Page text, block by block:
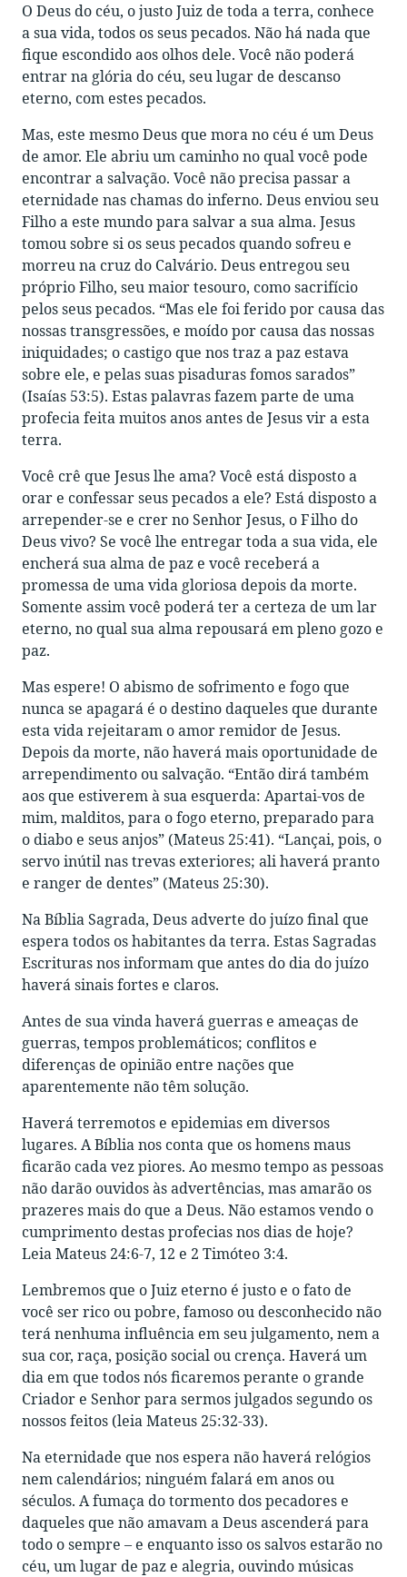
O Deus do céu, o justo Juiz de toda a terra, conhece
a sua vida, todos os seus pecados. Não há nada que
fique escondido aos olhos dele. Você não poderá
entrar na glória do céu, seu lugar de descanso
eterno, com estes pecados.
Mas, este mesmo Deus que mora no céu é um Deus
de amor. Ele abriu um caminho no qual você pode
encontrar a salvação. Você não precisa passar a
eternidade nas chamas do inferno. Deus enviou seu
Filho a este mundo para salvar a sua alma. Jesus
tomou sobre si os seus pecados quando sofreu e
morreu na cruz do Calvário. Deus entregou seu
próprio Filho, seu maior tesouro, como sacrifício
pelos seus pecados. “Mas ele foi ferido por causa das
nossas transgressões, e moído por causa das nossas
iniquidades; o castigo que nos traz a paz estava
sobre ele, e pelas suas pisaduras fomos sarados”
(Isaías 53:5). Estas palavras fazem parte de uma
profecia feita muitos anos antes de Jesus vir a esta
terra.
Você crê que Jesus lhe ama? Você está disposto a
orar e confessar seus pecados a ele? Está disposto a
arrepender-se e crer no Senhor Jesus, o F ilho do
Deus vivo? Se você lhe entregar toda a sua vida, ele
encherá sua alma de paz e você receberá a
promessa de uma vida gloriosa depois da morte.
Somente assim você poderá ter a certeza de um lar
eterno, no qual sua alma repousará em pleno gozo e
paz.
Mas espere! O abismo de sofrimento e fogo que
nunca se apagará é o destino daqueles que durante
esta vida rejeitaram o amor remidor de Jesus.
Depois da morte, não haverá mais oportunidade de
arrependimento ou salvação. “Então dirá também
aos que estiverem à sua esquerda: Apartai-vos de
mim, malditos, para o fogo eterno, preparado para
o diabo e seus anjos” (Mateus 25:41). “Lançai, pois, o
servo inútil nas trevas exteriores; ali haverá pranto
e ranger de dentes” (Mateus 25:30).
Na Bíblia Sagrada, Deus adverte do juízo final que
espera todos os habitantes da terra. Estas Sagradas
Escrituras nos informam que antes do dia do juízo
haverá sinais fortes e claros.
Antes de sua vinda haverá guerras e ameaças de
guerras, tempos problemáticos; conflitos e
diferenças de opinião entre nações que
aparentemente não têm solução.
Haverá terremotos e epidemias em diversos
lugares. A Bíblia nos conta que os homens maus
ficarão cada vez piores. Ao mesmo tempo as pessoas
não darão ouvidos às advertências, mas amarão os
prazeres mais do que a Deus. Não estamos vendo o
cumprimento destas profecias nos dias de hoje?
Leia Mateus 24:6-7, 12 e 2 Timóteo 3:4.
Lembremos que o Juiz eterno é justo e o fato de
você ser rico ou pobre, famoso ou desconhecido não
terá nenhuma influência em seu julgamento, nem a
sua cor, raça, posição social ou crença. Haverá um
dia em que todos nós ficaremos perante o grande
Criador e Senhor para sermos julgados segundo os
nossos feitos (leia Mateus 25:32-33).
Na eternidade que nos espera não haverá relógios
nem calendários; ninguém falará em anos ou
séculos. A fumaça do tormento dos pecadores e
daqueles que não amavam a Deus ascenderá para
todo o sempre – e enquanto isso os salvos estarão no
céu, um lugar de paz e alegria, ouvindo músicas